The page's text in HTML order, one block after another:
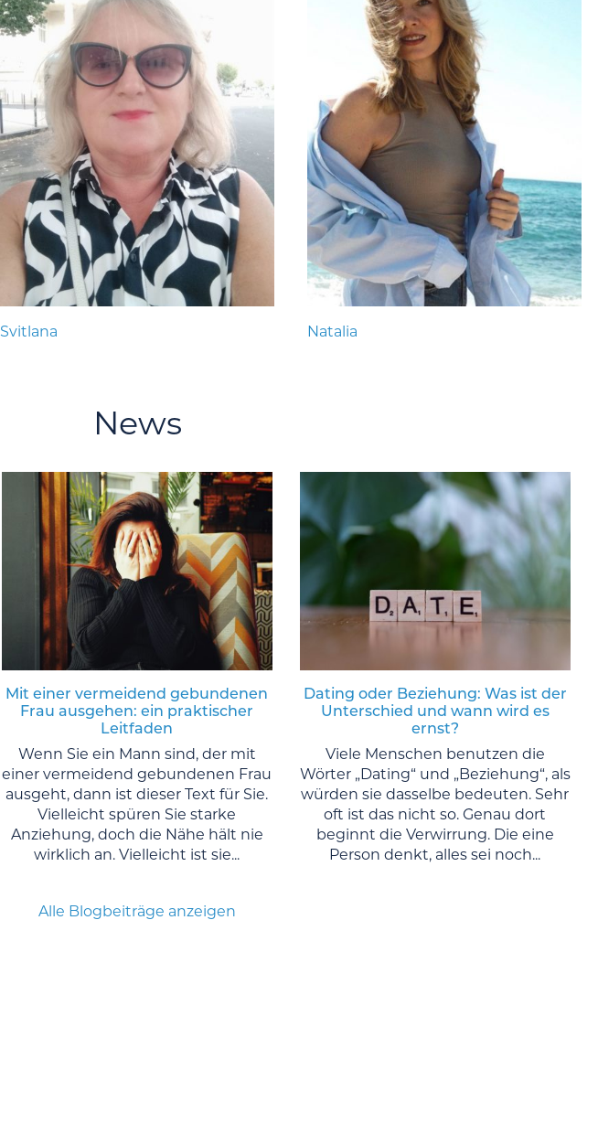
Svitlana Natalia
News
Mit einer vermeidend gebundenen
Frau ausgehen: ein praktischer
Leitfaden
Wenn Sie ein Mann sind, der mit
einer vermeidend gebundenen Frau
ausgeht, dann ist dieser Text für Sie.
Vielleicht spüren Sie starke
Anziehung, doch die Nähe hält nie
wirklich an. Vielleicht ist sie...
Dating oder Beziehung: Was ist der
Unterschied und wann wird es
ernst?
Viele Menschen benutzen die
Wörter „Dating“ und „Beziehung“, als
würden sie dasselbe bedeuten. Sehr
oft ist das nicht so. Genau dort
beginnt die Verwirrung. Die eine
Person denkt, alles sei noch...
Alle Blogbeiträge anzeigen